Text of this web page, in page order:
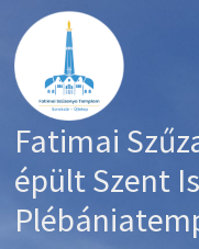
content
Fatimai
épült Szent